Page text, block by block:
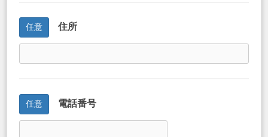
任意 住所
任意 電話番号